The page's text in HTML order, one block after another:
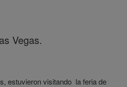
Vegas.
estuvieron visitando la feria de